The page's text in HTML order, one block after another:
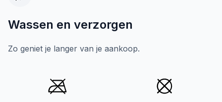
Wassen en verzorgen
Zo geniet je langer van je aankoop.